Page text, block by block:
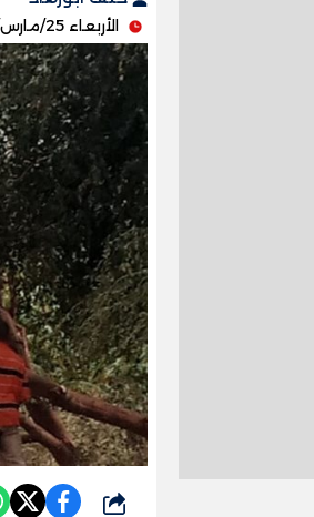
الأربعاء 25/مارس/2026 - 11:58 م
شارك